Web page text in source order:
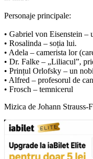
Personaje principale:
• Gabriel von Eisenstein –
• Rosalinda – soția lui.
• Adela – camerista lor
• Dr. Falke – „Liliacul”,
• Prințul Orlofsky – un
• Alfred – profesorul de
• Frosch – temnicerul
Mizica de Johann Strauss-